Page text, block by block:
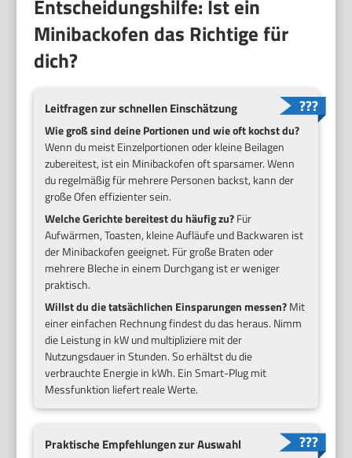
Entscheidungshilfe: Ist ein
Minibackofen das Richtige für
dich?
Leitfragen zur schnellen Einschätzung
Wie groß sind deine Portionen und wie oft kochst du?
Wenn du meist Einzelportionen oder kleine Beilagen
zubereitest, ist ein Minibackofen oft sparsamer. Wenn
du regelmäßig für mehrere Personen backst, kann der
große Ofen effizienter sein.
Welche Gerichte bereitest du häufig zu?Für
Aufwärmen, Toasten, kleine Aufläufe und Backwaren ist
der Minibackofen geeignet. Für große Braten oder
mehrere Bleche in einem Durchgang ist er weniger
praktisch.
Willst du die tatsächlichen Einsparungen messen?Mit
einer einfachen Rechnung findest du das heraus. Nimm
die Leistung in kW und multipliziere mit der
Nutzungsdauer in Stunden. So erhältst du die
verbrauchte Energie in kWh. Ein Smart-Plug mit
Messfunktion liefert reale Werte.
Praktische Empfehlungen zur Auswahl